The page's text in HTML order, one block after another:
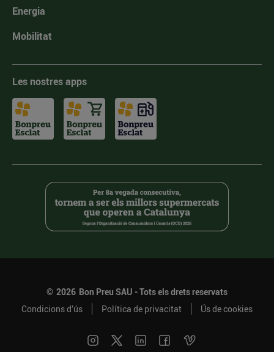
Energia
Mobilitat
Les nostres apps
© 2026 Bon Preu SAU - Tots els drets reservats
Condicions d’ús
Política de privacitat Ús de cookies